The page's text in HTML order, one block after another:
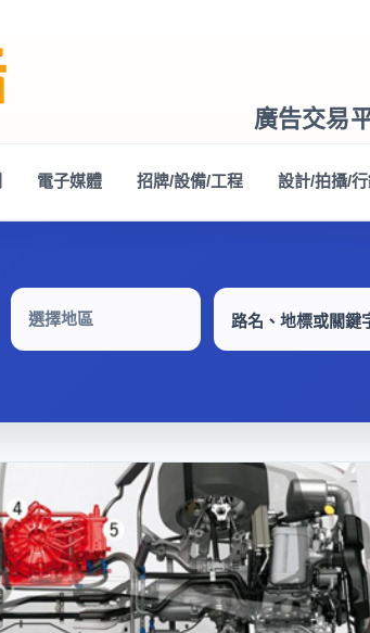
廣告交易
電子媒體 招牌/設備/工程 設計/拍攝/
選擇地區